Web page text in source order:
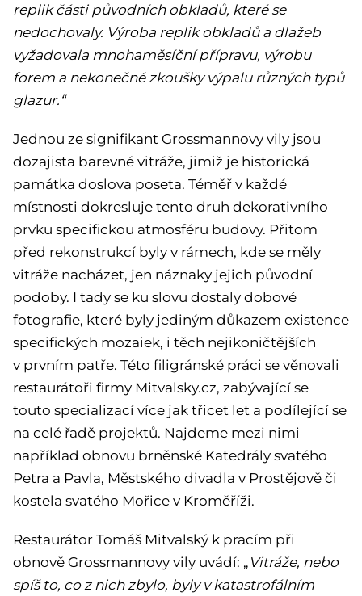
replik části původních obkladů, které se
nedochovaly. Výroba replik obkladů a dlažeb
vyžadovala mnohaměsíční přípravu, výrobu
forem a nekonečné zkoušky výpalu různých typů
glazur.“
Jednou ze signifikant Grossmannovy vily jsou
dozajista barevné vitráže, jimiž je historická
památka doslova poseta. Téměř v každé
místnosti dokresluje tento druh dekorativního
prvku specifickou atmosféru budovy. Přitom
před rekonstrukcí byly v rámech, kde se měly
vitráže nacházet, jen náznaky jejich původní
podoby. I tady se ku slovu dostaly dobové
fotografie, které byly jediným důkazem existence
specifických mozaiek, i těch nejikoničtějších
v prvním patře. Této filigránské práci se věnovali
restaurátoři firmy Mitvalsky.cz, zabývající se
touto specializací více jak třicet let a podílející se
na celé řadě projektů. Najdeme mezi nimi
například obnovu brněnské Katedrály svatého
Petra a Pavla, Městského divadla v Prostějově či
kostela svatého Mořice v Kroměříži.
Restaurátor Tomáš Mitvalský k pracím při
obnově Grossmannovy vily uvádí: „ Vitráže, nebo
spíš to, co z nich zbylo, byly v katastrofálním